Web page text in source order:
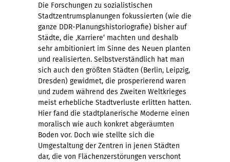
Die Forschungen zu sozialistischen
Stadtzentrumsplanungen fokussierten (wie die
ganze DDR-Planungshistoriografie) bisher auf
Städte, die ‚Karriere‘ machten und deshalb
sehr ambitioniert im Sinne des Neuen planten
und realisierten. Selbstverständlich hat man
sich auch den größten Städten (Berlin, Leipzig,
Dresden) gewidmet, die prosperierend waren
und zudem während des Zweiten Weltkrieges
meist erhebliche Stadtverluste erlitten hatten.
Hier fand die stadtplanerische Moderne einen
moralisch wie auch konkret abgeräumten
Boden vor. Doch wie stellte sich die
Umgestaltung der Zentren in jenen Städten
dar, die von Flächenzerstörungen verschont